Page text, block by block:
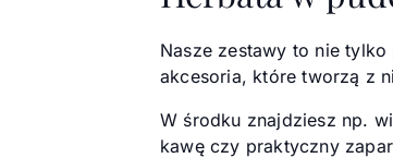
Nasze zestawy to nie tylko
akcesoria, które tworzą z
W środku znajdziesz np.
kawę czy praktyczny